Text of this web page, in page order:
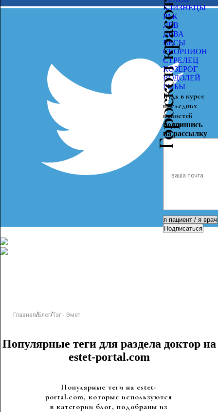
Гороскоп красоты
БЛИЗНЕЦЫ
РАК
ЛЕВ
ДЕВА
ВЕСЫ
СКОРПИОН
СТРЕЛЕЦ
КОЗЕРОГ
ВОДОЛЕЙ
РЫБЫ
Будь в курсе
последних
новостей
подпишись
на рассылку
Подписаться
Главная/Блог/Тэг - Эмет
Популярные теги для раздела доктор на
estet-portal.com
Популярные теги на estet-
portal.com, которые используются
в категории блог, подобраны из